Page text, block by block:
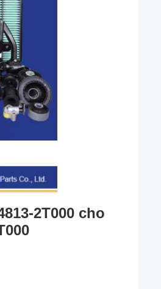
2T000 cho